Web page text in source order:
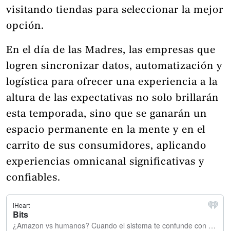
visitando tiendas para seleccionar la mejor
opción.
En el día de las Madres, las empresas que
logren sincronizar datos, automatización y
logística para ofrecer una experiencia a la
altura de las expectativas no solo brillarán
esta temporada, sino que se ganarán un
espacio permanente en la mente y en el
carrito de sus consumidores, aplicando
experiencias omnicanal significativas y
confiables.